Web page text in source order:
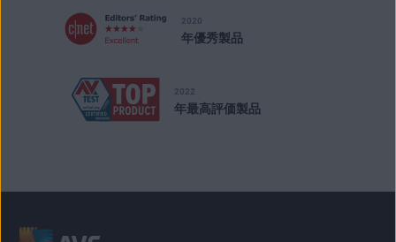
2020
年優秀製品
2022
年最高評価製品